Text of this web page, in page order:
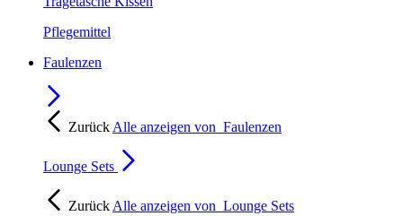
Pflegemittel
Faulenzen
Zurück Alle anzeigen von Faulenzen
Lounge Sets
Zurück Alle anzeigen von Lounge Sets